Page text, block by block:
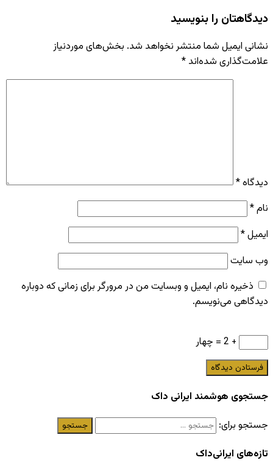
دیدگاهتان را بنویسید
نشانی ایمیل شما منتشر نخواهد شد. بخش‌های موردنیاز
علامت‌گذاری شده‌اند *
دیدگاه*
نام*
ایمیل*
وب‌ سایت
ذخیره نام، ایمیل و وبسایت من در مرورگر برای زمانی که دوباره
دیدگاهی می‌نویسم.
+ 2 = چهار
جستجوی هوشمند ایرانی داک
جستجو برای:
تازه‌های ایرانی‌داک